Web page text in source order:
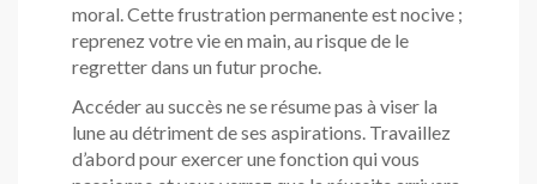
moral. Cette frustration permanente est nocive ;
reprenez votre vie en main, au risque de le
regretter dans un futur proche.
Accéder au succès ne se résume pas à viser la
lune au détriment de ses aspirations. Travaillez
d’abord pour exercer une fonction qui vous